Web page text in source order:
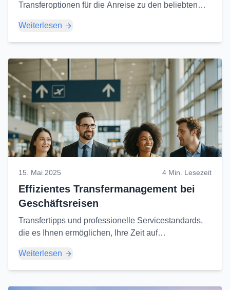
Transferoptionen für die Anreise zu den beliebten
Leitfaden...
Weiterlesen
15. Mai 2025 4 Min. Lesezeit
Effizientes Transfermanagement bei
Geschäftsreisen
Transfertipps und professionelle Servicestandards,
die es Ihnen ermöglichen, Ihre Zeit auf
Weiterlesen